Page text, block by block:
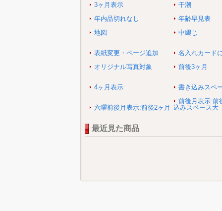
3ヶ月表示
干潮
年内品切れなし
年齢早見表
地図
中綴じ
表紙変更・ページ追加
名入れカード
オリジナル写真対象
前後3ヶ月
4ヶ月表示 書き込みスペ
六曜前後月表示:前後2ヶ月
前後月表示:前
込みスペース大
最近見た商品